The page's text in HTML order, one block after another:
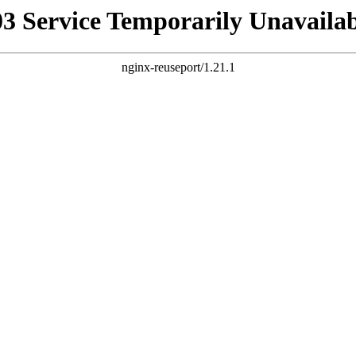
Service Temporarily
nginx-reuseport/1.21.1